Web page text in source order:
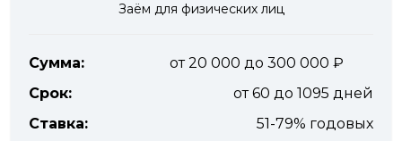
Заём для физических лиц
Сумма:
от 20 000 до 300 000
Срок:
от 60 до 1095 дней
Ставка:
51-79% годовых